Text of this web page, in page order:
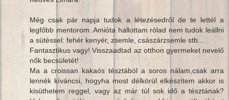
Még csak pár napja tudok a létezésedről de te lettél a
legfőbb mentorom. Amióta hallottam rólad nem tudok leállni
a sütéssel: fehér kenyér, zsemle, császárzsemle stb...
Fantasztikus vagy! Visszaadtad az otthon gyermeket nevelő
nők becsületét!
Ma a croissan kakaós tésztából a soros nálam,csak arra
lennék kíváncsi, hogyha most délkörül elkészítem akkor is
kisüthetem reggel, vagy az már túl sok idő a tésztának?